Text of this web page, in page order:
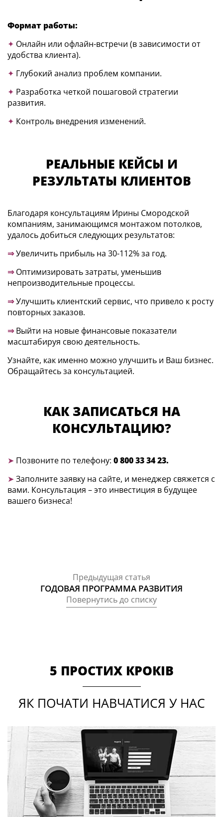
Формат работы:
✦ Онлайн или офлайн-встречи (в зависимости от
удобства клиента).
✦ Глубокий анализ проблем компании.
✦ Разработка четкой пошаговой стратегии
развития.
✦ Контроль внедрения изменений.
РЕАЛЬНЫЕ КЕЙСЫ И
РЕЗУЛЬТАТЫ КЛИЕНТОВ
Благодаря консультациям Ирины Смородской
компаниям, занимающимся монтажом потолков,
удалось добиться следующих результатов:
⇒Увеличить прибыль на 30-112% за год.
⇒Оптимизировать затраты, уменьшив
непроизводительные процессы.
⇒Улучшить клиентский сервис, что привело к росту
повторных заказов.
⇒Выйти на новые финансовые показатели
масштабируя свою деятельность.
Узнайте, как именно можно улучшить и Ваш бизнес.
Обращайтесь за консультацией.
КАК ЗАПИСАТЬСЯ НА
КОНСУЛЬТАЦИЮ?
➤ Позвоните по телефону: 0 800 33 34 23.
➤ Заполните заявку на сайте, и менеджер свяжется с
вами. Консультация – это инвестиция в будущее
вашего бизнеса!
Предыдущая статья
ГОДОВАЯ ПРОГРАММА РАЗВИТИЯ
Повернутись до списку
5 ПРОСТИХ КРОКІВ
ЯК ПОЧАТИ НАВЧАТИСЯ У НАС